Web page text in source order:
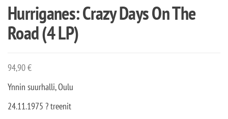
Hurriganes: Crazy Days On The
Road (4 LP)
94,90€
Ynnin suurhalli, Oulu
24.11.1975 ? treenit